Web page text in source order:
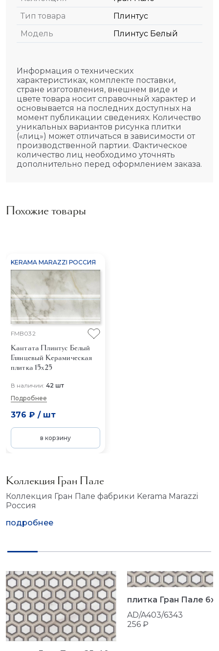
Тип товара
Плинтус
Модель
Плинтус Белый
Информация о технических
характеристиках, комплекте поставки,
стране изготовления, внешнем виде и
цвете товара носит справочный характер и
основывается на последних доступных на
момент публикации сведениях. Количество
уникальных вариантов рисунка плитки
(«лиц») может отличаться в зависимости от
производственной партии. Фактическое
количество лиц необходимо уточнять
дополнительно перед оформлением заказа.
Похожие товары
KERAMA MARAZZI РОССИЯ
FMB032
Кантата Плинтус Белый
Глянцевый Керамическая
плитка 15x25
В наличии: 42 шт
Подробнее
376 ₽ / шт
в корзину
Коллекция Гран Пале
Коллекция Гран Пале фабрики Kerama Marazzi
Россия
подробнее
плитка Гран Пале
AD/A403/6343
256 ₽